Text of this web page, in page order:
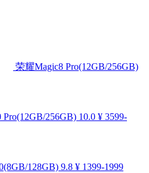
荣耀Magic8 Pro(12GB/256GB)
Pro(12GB/256GB) 10.0 ¥ 3599-
128GB) 9.8 ¥ 1399-1999